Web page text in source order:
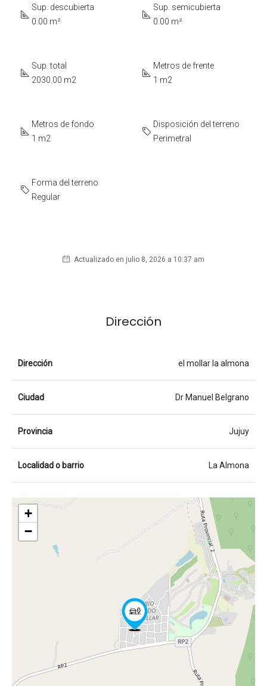
Sup. descubierta
0.00 m²
Sup. semicubierta
0.00 m²
Sup. total
2030.00 m2
Metros de frente
1 m2
Metros de fondo
1 m2
Disposición del terreno
Perimetral
Forma del terreno
Regular
Actualizado en julio 8, 2026 a 10:37 am
Dirección
Dirección el mollar la almona
Ciudad Dr Manuel Belgrano
Provincia Jujuy
Localidad o barrio La Almona
+
−